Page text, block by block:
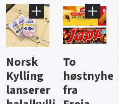
Knalltall
for Açai
Bowl
Aass vil
bli
førstevalg